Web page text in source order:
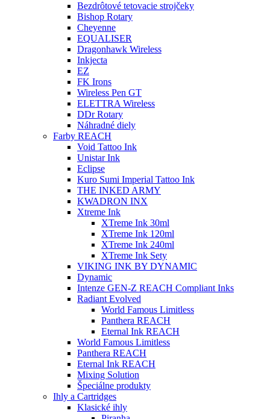
Bezdrôtové tetovacie strojčeky
Bishop Rotary
Cheyenne
EQUALISER
Dragonhawk Wireless
Inkjecta
EZ
FK Irons
Wireless Pen GT
ELETTRA Wireless
DDr Rotary
Náhradné diely
Farby REACH
Void Tattoo Ink
Unistar Ink
Eclipse
Kuro Sumi Imperial Tattoo Ink
THE INKED ARMY
KWADRON INX
Xtreme Ink
XTreme Ink 30ml
XTreme Ink 120ml
XTreme Ink 240ml
XTreme Ink Sety
VIKING INK BY DYNAMIC
Dynamic
Intenze GEN-Z REACH Compliant Inks
Radiant Evolved
World Famous Limitless
Panthera REACH
Eternal Ink REACH
World Famous Limitless
Panthera REACH
Eternal Ink REACH
Mixing Solution
Špeciálne produkty
Ihly a Cartridges
Klasické ihly